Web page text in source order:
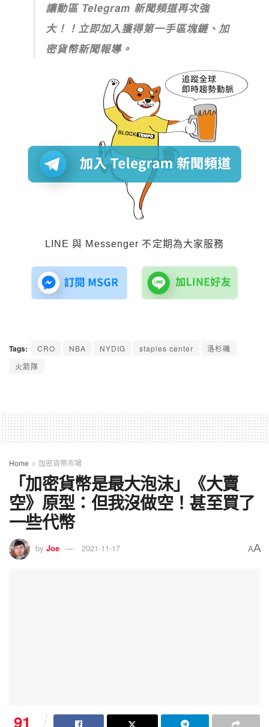
讓動區 Telegram 新聞頻道再次強
大！！立即加入獲得第一手區塊鏈、加
密貨幣新聞報導。
LINE 與 Messenger 不定期為大家服務
Tags: CRO NBA NYDIG staples center
洛杉磯
火箭隊
Home 加密貨幣市場
「加密貨幣是最大泡沫」《大賣
空》原型：但我沒做空！甚至買了
一些代幣
by Joe 2021-11-17 AA
91